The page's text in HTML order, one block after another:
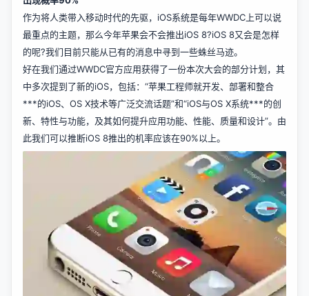
作为将人类带入移动时代的先驱，iOS系统是每年WWDC上可以说
最重点的主题，那么今年苹果会不会推出iOS 8?iOS 8又会是怎样
的呢?我们目前只能从已有的消息中寻到一些蛛丝马迹。
好在我们通过WWDC官方应用获得了一份本次大会的部分计划，其
中多次提到了新的iOS，包括：“苹果工程师就开发、部署和整合
***的iOS、OS X技术等广泛交流话题”和“iOS与OS X系统***的创
新、特性与功能，及其如何提升应用功能、性能、质量和设计”。由
此我们可以推断iOS 8推出的机率应该在90%以上。